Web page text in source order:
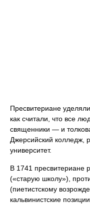
Пресвитериане
как считали, что все
священники — и
Джерсийский колледж,
университет.
В 1741 пресвитериане
(«старую школу»),
(пиетистскому
кальвинистские